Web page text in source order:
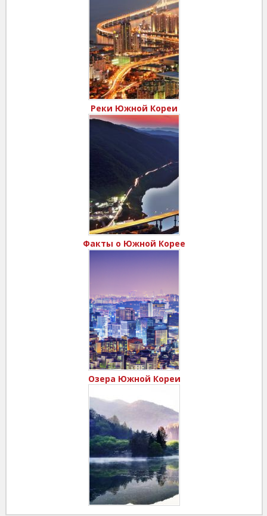
Реки Южной Кореи
Факты о Южной Корее
Озера Южной Кореи